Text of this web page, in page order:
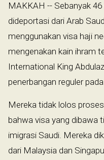
MAKKAH -- Sebanyak
dideportasi dari Arab
menggunakan visa haji
mengenakan kain ihram
International King
penerbangan reguler
Mereka tidak lolos
bahwa visa yang dibawa
imigrasi Saudi. Mereka
dari Malaysia dan